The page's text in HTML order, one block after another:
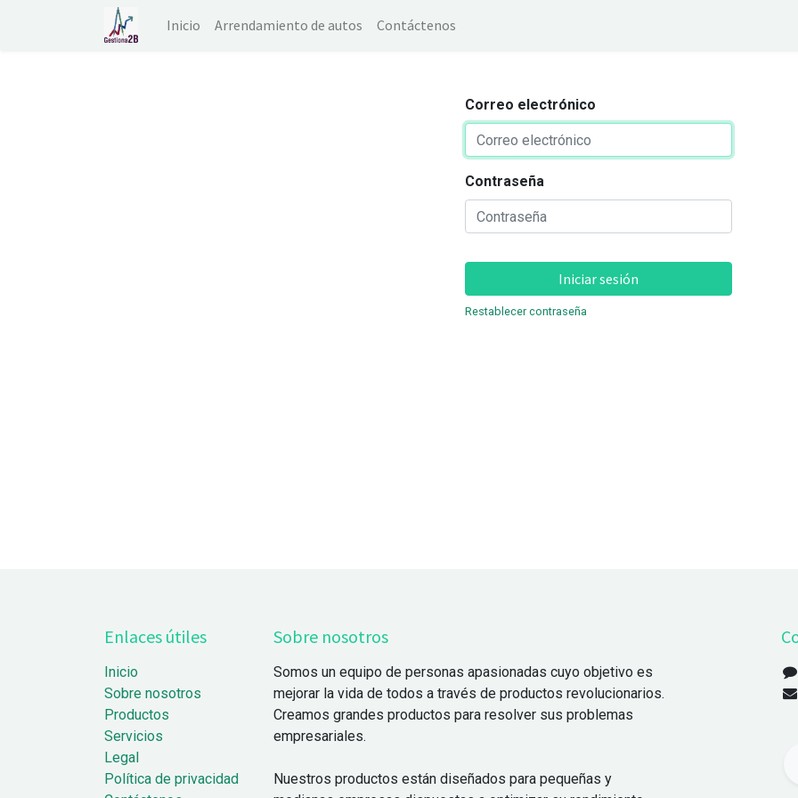
Inicio Arrendamiento de autos Contáctenos
Correo electrónico
Contraseña
Iniciar sesión
Restablecer contraseña
Enlaces útiles
Inicio
Sobre nosotros
Productos
Servicios
Legal
Política de privacidad
Sobre nosotros
Somos un equipo de personas apasionadas cuyo objetivo es
mejorar la vida de todos a través de productos revolucionarios.
Creamos grandes productos para resolver sus problemas
empresariales.
Nuestros productos están diseñados para pequeñas y